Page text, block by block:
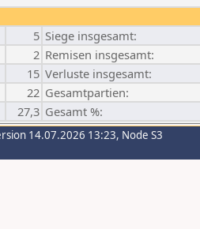
5 Siege insgesamt:
2 Remisen insgesamt:
15 Verluste insgesamt:
22 Gesamtpartien:
27,3 Gesamt %:
14.07.2026 13:23, Node S3